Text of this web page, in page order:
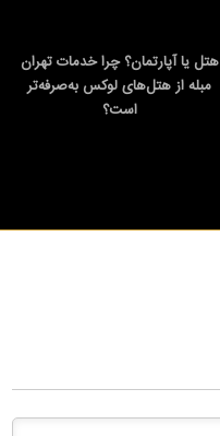
هتل یا آپارتمان؟ چرا خدمات تهران
مبله از هتل‌های لوکس به‌صرفه‌تر
است؟